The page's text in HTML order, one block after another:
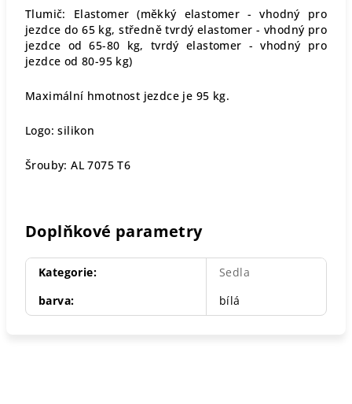
Tlumič: Elastomer (měkký elastomer - vhodný pro
jezdce do 65 kg, středně tvrdý elastomer - vhodný pro
jezdce od 65-80 kg, tvrdý elastomer - vhodný pro
jezdce od 80-95 kg)
Maximální hmotnost jezdce je 95 kg.
Logo: silikon
Šrouby: AL 7075 T6
Doplňkové parametry
Kategorie:
Sedla
barva: bílá